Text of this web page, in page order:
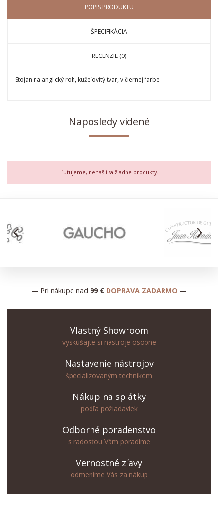
POPIS PRODUKTU
ŠPECIFIKÁCIA
RECENZIE (0)
Stojan na anglický roh, kužeľovitý tvar, v čiernej farbe
Naposledy videné
Ľutujeme, nenašli sa žiadne produkty.
arrow_back_ios arrow_forward_ios
— Pri nákupe nad 99 € DOPRAVA ZADARMO —
Vlastný Showroom
vyskúšajte si nástroje osobne
Nastavenie nástrojov
špecializovaným technikom
Nákup na splátky
podľa požiadaviek
Odborné poradenstvo
s radosťou Vám poradíme
Vernostné zľavy
odmeníme Vás za nákup